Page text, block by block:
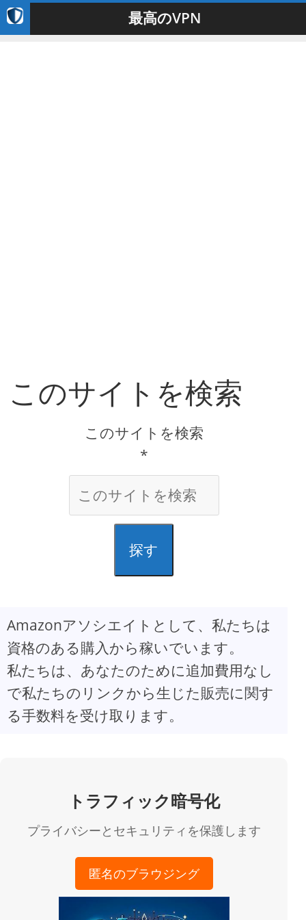
最高のVPN
このサイトを検索
このサイトを検索
*
探す
Amazonアソシエイトとして、私たちは
資格のある購入から稼いでいます。
私たちは、あなたのために追加費用なし
で私たちのリンクから生じた販売に関す
る手数料を受け取ります。
トラフィック暗号化
プライバシーとセキュリティを保護します
匿名のブラウジング